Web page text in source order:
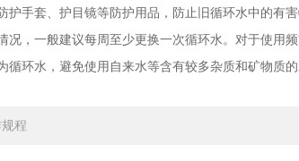
套、护目镜等防护用品，防止旧循环水中的有害
一般建议每周至少更换一次循环水。对于使用频
水，避免使用自来水等含有较多杂质和矿物质的
程